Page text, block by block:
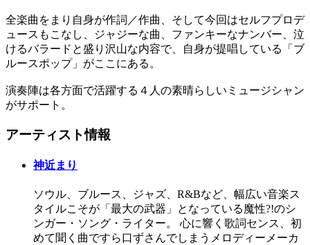
全楽曲をまり自身が作詞／作曲、そして今回はセルフプロデ
ュースもこなし、ジャジーな曲、ファンキーなナンバー、泣
けるバラードと盛り沢山な内容で、自身が提唱している「ブ
ルースポップ」がここにある。
演奏陣は各方面で活躍する４人の素晴らしいミュージシャン
がサポート。
アーティスト情報
神近まり
ソウル、ブルース、ジャズ、R&Bなど、幅広い音楽ス
タイルこそが「最大の武器」となっている魔性?!のシ
ンガー・ソング・ライター。 心に響く歌詞センス、初
めて聞く曲ですら口ずさんでしまうメロディーメーカ